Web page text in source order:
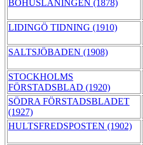
BOHUSLÄNINGEN (1878)
LIDINGÖ TIDNING (1910)
SALTSJÖBADEN (1908)
STOCKHOLMS
FÖRSTADSBLAD (1920)
SÖDRA FÖRSTADSBLADET
(1927)
HULTSFREDSPOSTEN (1902)